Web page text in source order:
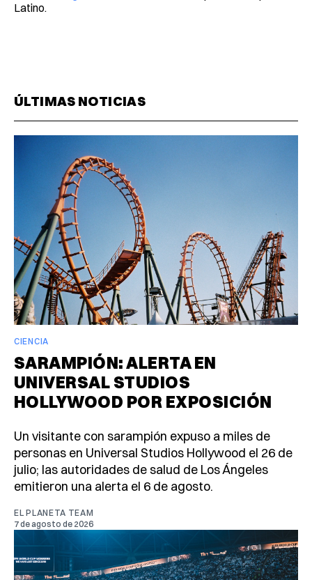
Latino.
ÚLTIMAS NOTICIAS
CIENCIA
SARAMPIÓN: ALERTA EN
UNIVERSAL STUDIOS
HOLLYWOOD POR EXPOSICIÓN
Un visitante con sarampión expuso a miles de
personas en Universal Studios Hollywood el 26 de
julio; las autoridades de salud de Los Ángeles
emitieron una alerta el 6 de agosto.
EL PLANETA TEAM
7 de agosto de 2026